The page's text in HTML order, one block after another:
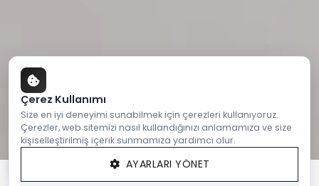
Çerez Kullanımı
Size en iyi deneyimi sunabilmek için çerezleri kullanıyoruz.
Çerezler, web sitemizi nasıl kullandığınızı anlamamıza ve size
kişiselleştirilmiş içerik sunmamıza yardımcı olur.
AYARLARI YÖNET